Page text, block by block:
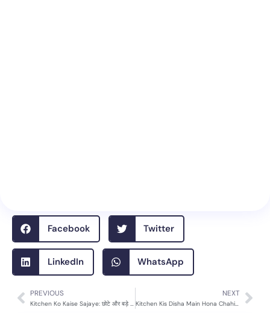
Facebook Twitter
LinkedIn WhatsApp
Prev
PREVIOUS
Kitchen Ko Kaise Sajaye: छोटे और बड़े किचन के लिए आसान और स्मार्ट आइडियाज 15 FAQs
NEXT
Kitchen Kis Disha Main Hona Chahiye – वास्तु के अनुसार रसोई की सही दिशा और 15 महत्वपूर्ण FAQs